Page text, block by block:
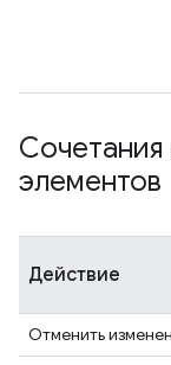
Сочетания
элементов
Действие
Отменить